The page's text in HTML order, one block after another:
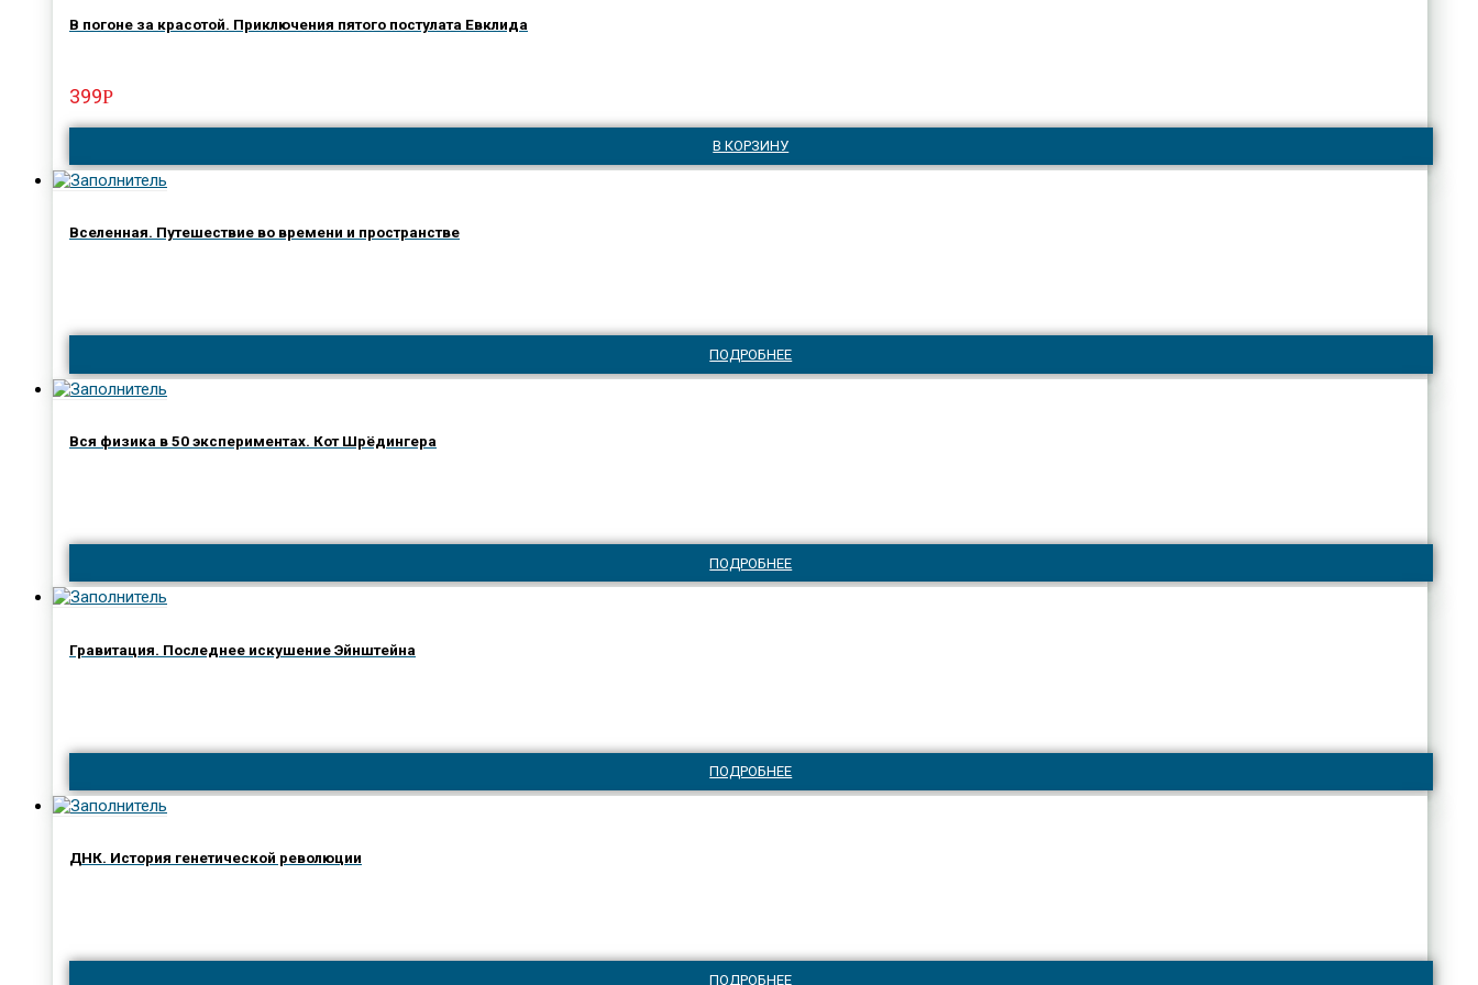
В погоне за красотой. Приключения пятого постулата Евклида
399Р
В КОРЗИНУ
Вселенная. Путешествие во времени и пространстве
ПОДРОБНЕЕ
Вся физика в 50 экспериментах. Кот Шрёдингера
ПОДРОБНЕЕ
Гравитация. Последнее искушение Эйнштейна
ПОДРОБНЕЕ
ДНК. История генетической революции
ПОДРОБНЕЕ